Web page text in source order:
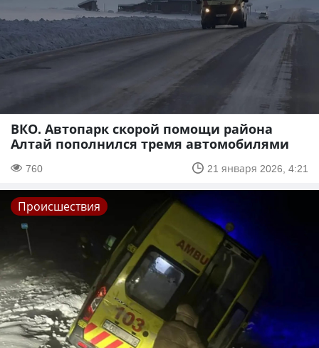
ВКО. Автопарк скорой помощи района
Алтай пополнился тремя автомобилями
760 21 января 2026, 4:21
Происшествия